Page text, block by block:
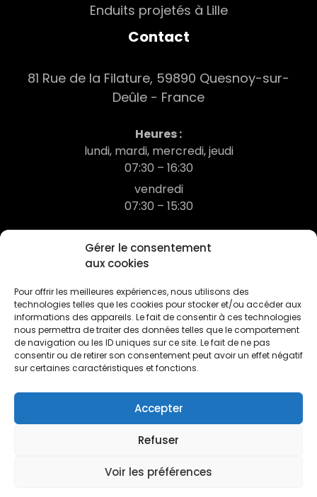
Gérer le consentement
aux cookies
Pour offrir les meilleures expériences, nous utilisons des
technologies telles que les cookies pour stocker et/ou accéder aux
informations des appareils. Le fait de consentir à ces technologies
nous permettra de traiter des données telles que le comportement
de navigation ou les ID uniques sur ce site. Le fait de ne pas
consentir ou de retirer son consentement peut avoir un effet négatif
sur certaines caractéristiques et fonctions.
Accepter
Refuser
Voir les préférences
Enduits projetés à Lille
Contact
81 Rue de la Filature, 59890 Quesnoy-sur-
Deûle - France
Heures :
lundi, mardi, mercredi, jeudi
07:30 – 16:30
vendredi
07:30 – 15:30
03 20 78 68 21
contact@dufermont.com
© 2026 Dufermont - Tous droits réservés.
ContactMentions légalesLiens Utiles